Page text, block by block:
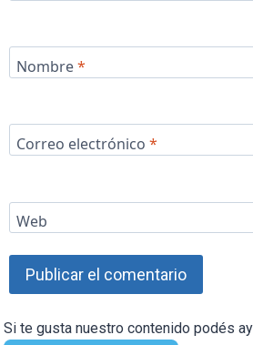
Nombre*
Correo electrónico *
Web
Si te gusta nuestro contenido podés